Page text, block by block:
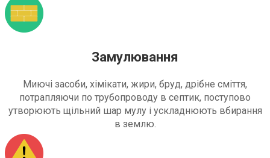
Замулювання
Миючі засоби, хімікати, жири, бруд, дрібне сміття,
потрапляючи по трубопроводу в септик, поступово
утворюють щільний шар мулу і ускладнюють вбирання
в землю.